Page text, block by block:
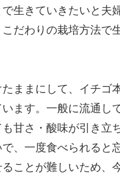
生きていきたいと
だわりの栽培方法で
ままにして、イチゴ
います。一般に流通
甘さ・酸味が引き立
、一度食べられると
ことが難しいため、